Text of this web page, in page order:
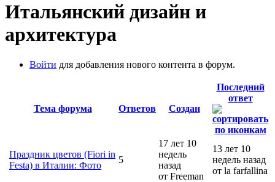
Итальянский дизайн и
архитектура
Войти для добавления нового контента в форум.
Тема форума Ответов Создан
Последний
ответ
Праздник цветов (Fiori in
Festa) в Италии: Фото
5
17 лет 10
недель
назад
от Freeman
13 лет 10
недель назад
от la farfallina